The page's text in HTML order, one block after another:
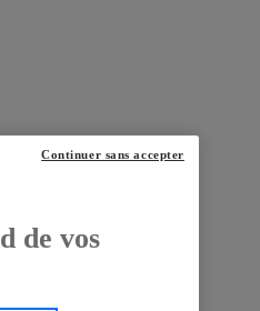
de vos
Continuer sans accepter